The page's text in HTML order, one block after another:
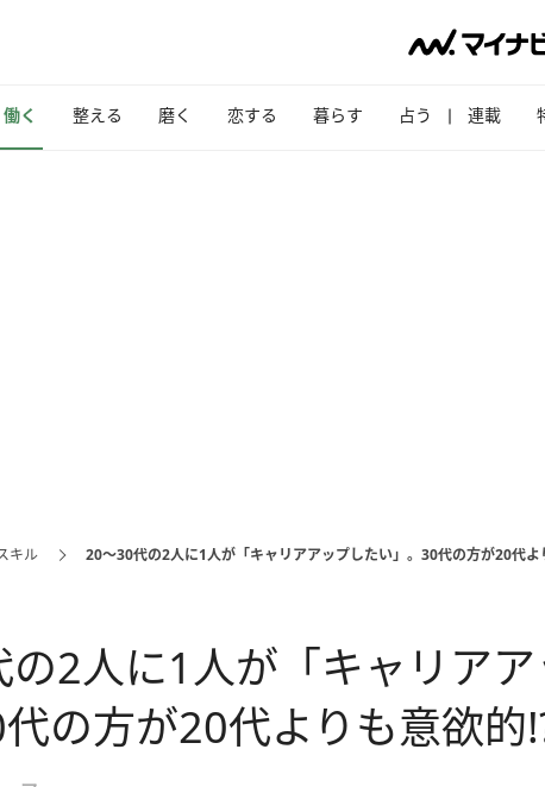
働く 整える 磨く 恋する 暮らす 占う 連載
キル 20～30代の2人に1人が「キャリアアップしたい」。30代の方が20代よ
2人に1人が「キャリア
の方が20代よりも意欲的